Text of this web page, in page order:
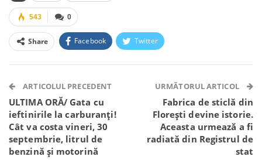
0
543
Share Facebook Twitter
Telegram WhatsApp Viber
ARTICOLUL PRECEDENT
ULTIMA ORĂ/ Gata cu
ieftinirile la carburanți!
Cât va costa vineri, 30
septembrie, litrul de
benzină și motorină
URMĂTORUL ARTICOL
Fabrica de sticlă din
Florești devine istorie.
Aceasta urmează a fi
radiată din Registrul de
stat